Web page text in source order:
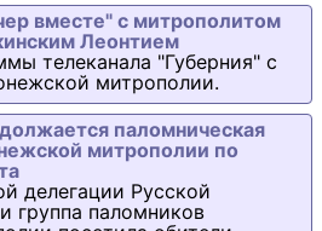
вместе" с митрополитом
Леонтием
телеканала "Губерния" с
митрополии.
паломническая
митрополии по
делегации Русской
группа паломников